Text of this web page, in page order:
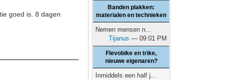
goed is. 8 dagen
Banden plakken:
materialen en technieken
Nemen mensen n...
Tijanus — 09:01 PM
Flevobike en trike,
nieuwe eigenaren?
Inmiddels een half j...